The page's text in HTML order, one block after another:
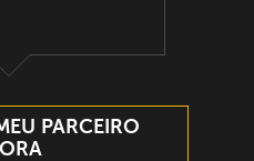
PARCEIRO